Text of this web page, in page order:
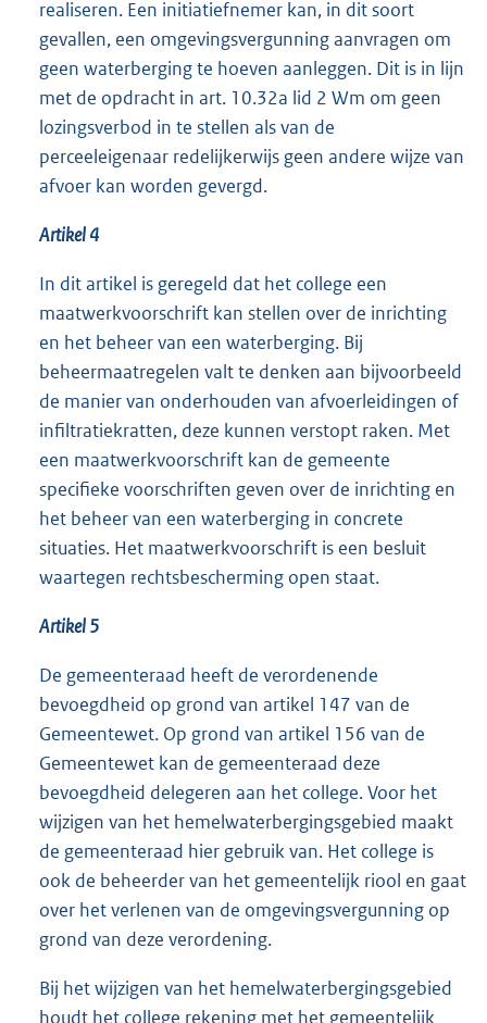
realiseren. Een initiatiefnemer kan, in dit soort
gevallen, een omgevingsvergunning aanvragen om
geen waterberging te hoeven aanleggen. Dit is in lijn
met de opdracht in art. 10.32a lid 2 Wm om geen
lozingsverbod in te stellen als van de
perceeleigenaar redelijkerwijs geen andere wijze van
afvoer kan worden gevergd.
Artikel 4
In dit artikel is geregeld dat het college een
maatwerkvoorschrift kan stellen over de inrichting
en het beheer van een waterberging. Bij
beheermaatregelen valt te denken aan bijvoorbeeld
de manier van onderhouden van afvoerleidingen of
infiltratiekratten, deze kunnen verstopt raken. Met
een maatwerkvoorschrift kan de gemeente
specifieke voorschriften geven over de inrichting en
het beheer van een waterberging in concrete
situaties. Het maatwerkvoorschrift is een besluit
waartegen rechtsbescherming open staat.
Artikel 5
De gemeenteraad heeft de verordenende
bevoegdheid op grond van artikel 147 van de
Gemeentewet. Op grond van artikel 156 van de
Gemeentewet kan de gemeenteraad deze
bevoegdheid delegeren aan het college. Voor het
wijzigen van het hemelwaterbergingsgebied maakt
de gemeenteraad hier gebruik van. Het college is
ook de beheerder van het gemeentelijk riool en gaat
over het verlenen van de omgevingsvergunning op
grond van deze verordening.
Bij het wijzigen van het hemelwaterbergingsgebied
houdt het college rekening met het gemeentelijk